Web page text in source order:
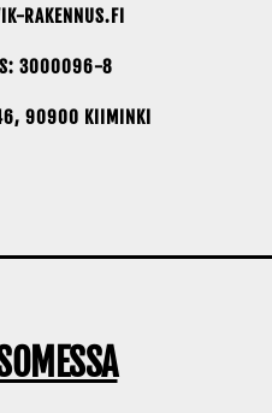
RAKENNUS.FI
3000096-8
46, 90900 KIIMINKI